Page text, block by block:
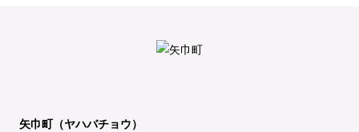
矢巾町（ヤハバチョウ）